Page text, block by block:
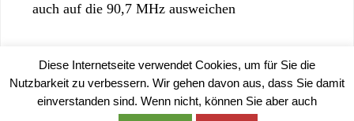
auch auf die 90,7 MHz ausweichen
Diese Internetseite verwendet Cookies, um für Sie die
Nutzbarkeit zu verbessern. Wir gehen davon aus, dass Sie damit
einverstanden sind. Wenn nicht, können Sie aber auch